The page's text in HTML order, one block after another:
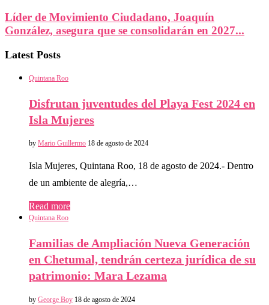
Líder de Movimiento Ciudadano, Joaquín
González, asegura que se consolidarán en 2027...
Latest Posts
Quintana Roo
Disfrutan juventudes del Playa Fest 2024 en
Isla Mujeres
by Mario Guillermo 18 de agosto de 2024
Isla Mujeres, Quintana Roo, 18 de agosto de 2024.- Dentro
de un ambiente de alegría,…
Read more
Quintana Roo
Familias de Ampliación Nueva Generación
en Chetumal, tendrán certeza jurídica de su
patrimonio: Mara Lezama
by George Boy 18 de agosto de 2024